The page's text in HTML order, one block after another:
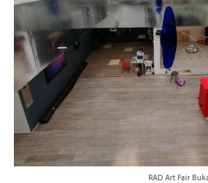
RAD Art Fair